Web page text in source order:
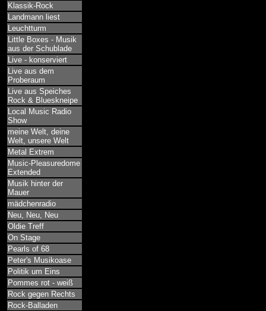
Klassik-Rock
Landmann liest
Leuchtturm
Little Boxes - Musik
aus der Schublade
Live - konserviert
Live aus dem
Proberaum
Live aus Speiches
Rock & Blueskneipe
Local Music Radio
Show
meine Welt, deine
Welt, unsere Welt
Metal Extrem
Music-Pleasuredome
Extended
Musik hinter der
Mauer
mädchenradio
Neu, Neu, Neu
Oldie Treff
On Stage
Pearls of 68
Peter's Musikoase
Politik um Eins
Pommes rot - weiß
Rock gegen Rechts
Rock-Balladen